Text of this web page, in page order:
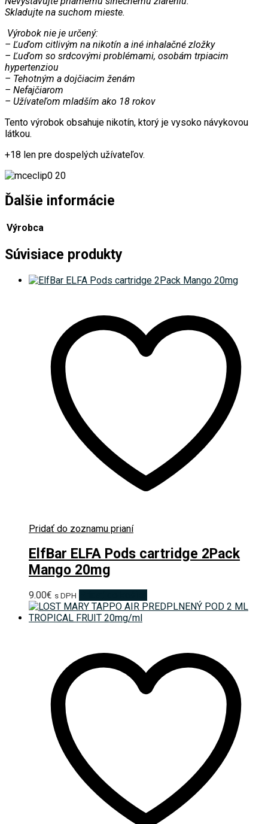
Skladujte na suchom mieste.
Výrobok nie je určený:
– Ľuďom citlivým na nikotín a iné inhalačné zložky
– Ľuďom so srdcovými problémami, osobám trpiacim
hypertenziou
– Tehotným a dojčiacim ženám
– Nefajčiarom
– Užívateľom mladším ako 18 rokov
Tento výrobok obsahuje nikotín, ktorý je vysoko návykovou
látkou.
+18 len pre dospelých užívateľov.
Ďalšie informácie
Výrobca
Súvisiace produkty
Pridať do zoznamu prianí
ElfBar ELFA Pods cartridge 2Pack
Mango 20mg
9.00€ s DPH